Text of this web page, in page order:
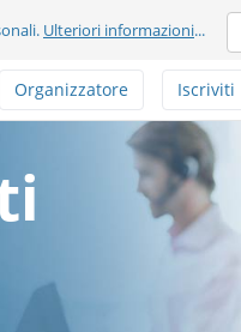
Ulteriori informazioni...
Iscriviti
Organizzatore